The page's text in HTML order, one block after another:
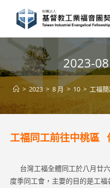
content
2023-
> 2023 > 8 月 > 10 > 工福
工福同工前往中桃區
台灣工福全體同工於八月廿
度季同工會，主要的目的是工